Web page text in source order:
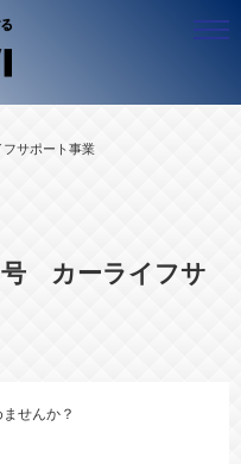
サポート事業
号 カーライフサ